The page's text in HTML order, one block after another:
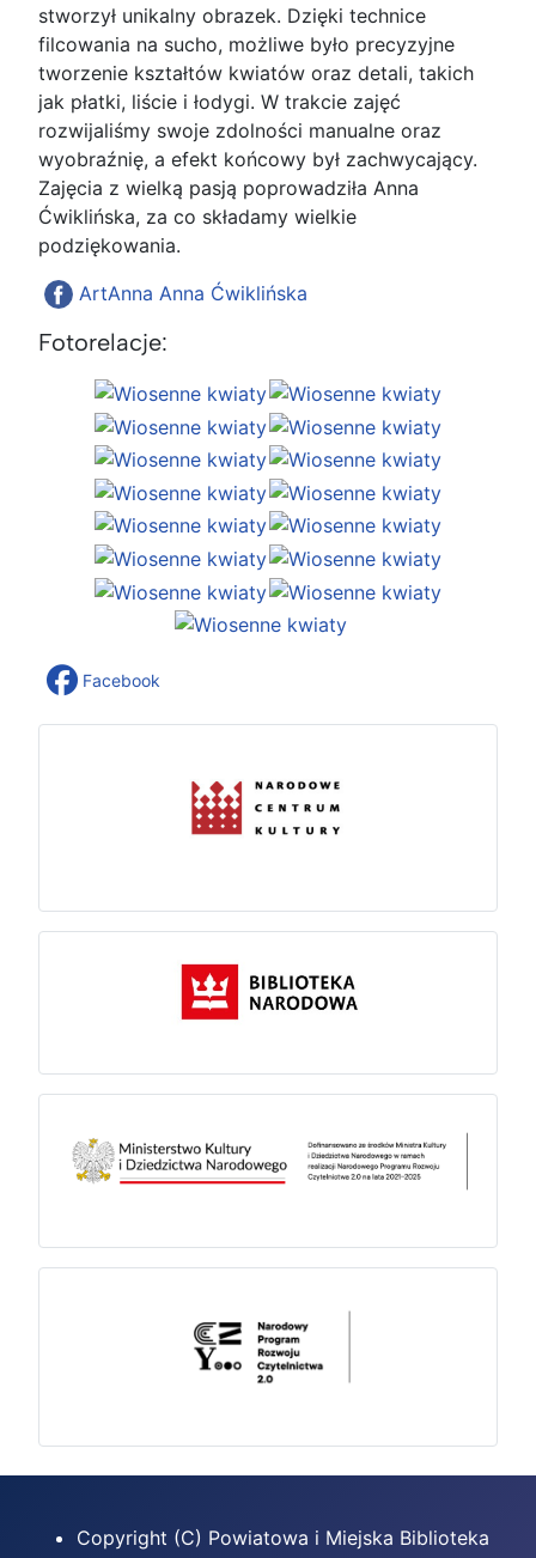
stworzył unikalny obrazek. Dzięki technice
filcowania na sucho, możliwe było precyzyjne
tworzenie kształtów kwiatów oraz detali, takich
jak płatki, liście i łodygi. W trakcie zajęć
rozwijaliśmy swoje zdolności manualne oraz
wyobraźnię, a efekt końcowy był zachwycający.
Zajęcia z wielką pasją poprowadziła Anna
Ćwiklińska, za co składamy wielkie
podziękowania.
ArtAnna Anna Ćwiklińska
Fotorelacje:
Facebook
Copyright (C) Powiatowa i Miejska Biblioteka